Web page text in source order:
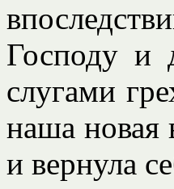
Господу и
слугами
наша новая
и вернула